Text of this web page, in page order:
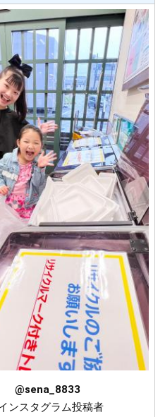
@sena_8833
ンスタグラム投稿者